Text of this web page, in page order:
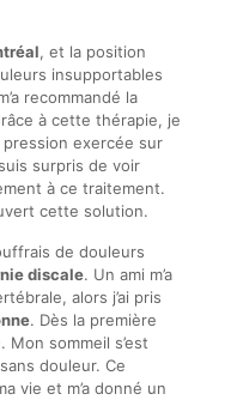
, et la position
insupportables
recommandé la
à cette thérapie, je
exercée sur
surpris de voir
à ce traitement.
cette solution.
de douleurs
discale. Un ami m’a
alors j’ai pris
. Dès la première
Mon sommeil s’est
douleur. Ce
vie et m’a donné un